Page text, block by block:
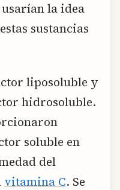
la idea
sustancias
liposoluble y
hidrosoluble.
soluble en
del
vitamina C. Se